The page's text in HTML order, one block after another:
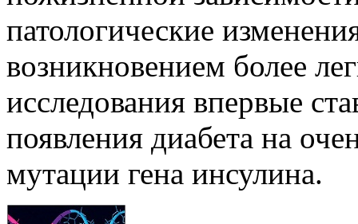
патологические
возникновением более
исследования впервые
появления диабета на
мутации гена инсулина.